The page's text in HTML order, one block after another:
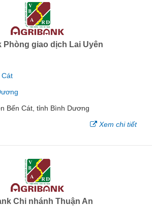
Phòng giao dịch Lai Uyên
Cát
Bến Cát, tỉnh Bình Dương
Xem chi tiết
Chi nhánh Thuận An